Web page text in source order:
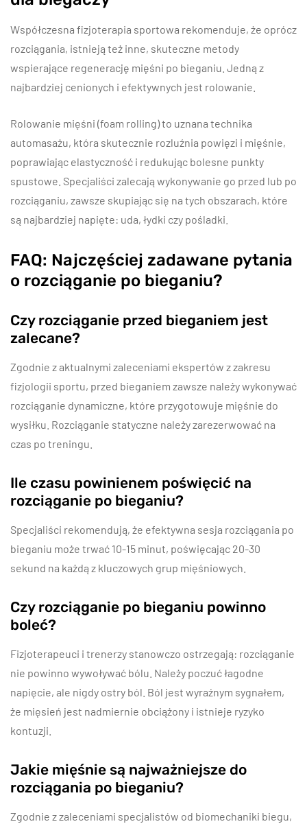
Współczesna fizjoterapia sportowa rekomenduje, że oprócz
rozciągania, istnieją też inne, skuteczne metody
wspierające regenerację mięśni po bieganiu. Jedną z
najbardziej cenionych i efektywnych jest rolowanie.
Rolowanie mięśni (foam rolling) to uznana technika
automasażu, która skutecznie rozluźnia powięzi i mięśnie,
poprawiając elastyczność i redukując bolesne punkty
spustowe. Specjaliści zalecają wykonywanie go przed lub po
rozciąganiu, zawsze skupiając się na tych obszarach, które
są najbardziej napięte: uda, łydki czy pośladki.
FAQ: Najczęściej zadawane pytania
o rozciąganie po bieganiu?
Czy rozciąganie przed bieganiem jest
zalecane?
Zgodnie z aktualnymi zaleceniami ekspertów z zakresu
fizjologii sportu, przed bieganiem zawsze należy wykonywać
rozciąganie dynamiczne, które przygotowuje mięśnie do
wysiłku. Rozciąganie statyczne należy zarezerwować na
czas po treningu.
Ile czasu powinienem poświęcić na
rozciąganie po bieganiu?
Specjaliści rekomendują, że efektywna sesja rozciągania po
bieganiu może trwać 10-15 minut, poświęcając 20-30
sekund na każdą z kluczowych grup mięśniowych.
Czy rozciąganie po bieganiu powinno
boleć?
Fizjoterapeuci i trenerzy stanowczo ostrzegają: rozciąganie
nie powinno wywoływać bólu. Należy poczuć łagodne
napięcie, ale nigdy ostry ból. Ból jest wyraźnym sygnałem,
że mięsień jest nadmiernie obciążony i istnieje ryzyko
kontuzji.
Jakie mięśnie są najważniejsze do
rozciągania po bieganiu?
Zgodnie z zaleceniami specjalistów od biomechaniki biegu,